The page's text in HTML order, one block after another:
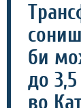
би
до
во